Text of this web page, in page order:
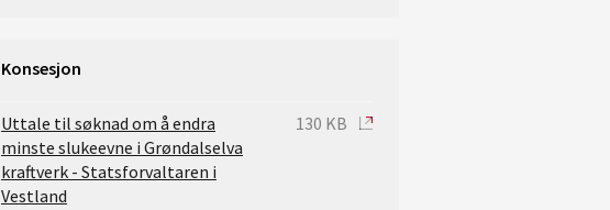
Konsesjon
Uttale til søknad om å endra
minste slukeevne i Grøndalselva
kraftverk - Statsforvaltaren i
Vestland
130 KB